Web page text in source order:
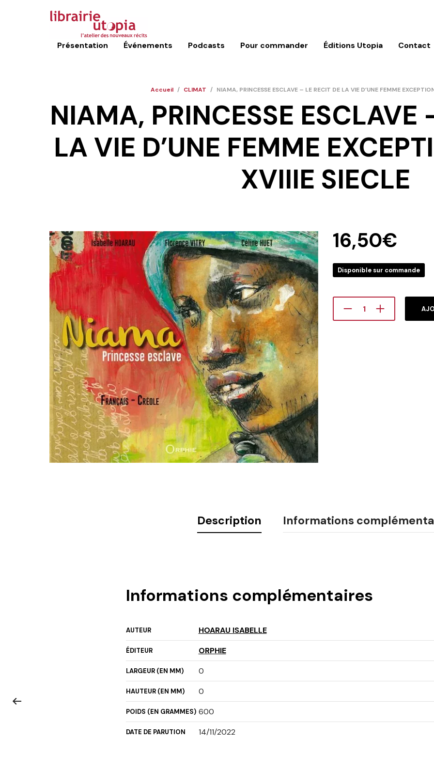
Présentation Événements Podcasts Pour commander Éditions Utopia Contact
Accueil / CLIMAT / NIAMA, PRINCESSE ESCLAVE – LE RECIT DE LA VIE D’UNE FEMME
NIAMA, PRINCESSE ESCLAVE
LA VIE D’UNE FEMME
XVIIIE SIECLE
16,50€
Disponible sur commande
Description Informations
Informations complémentaires
AUTEUR HOARAU ISABELLE
ÉDITEUR ORPHIE
LARGEUR (EN MM) 0
HAUTEUR (EN MM) 0
POIDS (EN GRAMMES) 600
DATE DE PARUTION 14/11/2022